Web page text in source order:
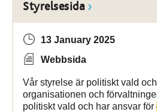
Styrelsesida
13 January 2025
Webbsida
Vår styrelse är politiskt vald
organisationen och
politiskt vald och har ansvar för